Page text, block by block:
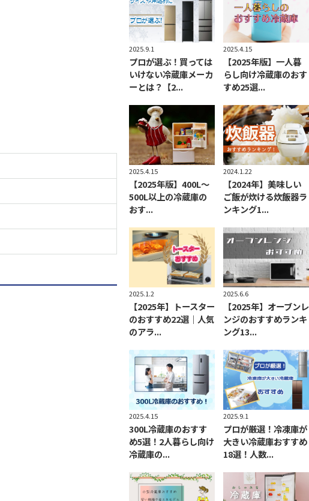
2025.9.1
プロが選ぶ！買っては
いけない冷蔵庫メーカ
ーとは？【2...
2025.4.15
【2025年版】一人暮
らし向け冷蔵庫のおす
すめ25選...
2025.4.15
【2025年版】400L～
500L以上の冷蔵庫の
おす...
2024.1.22
【2024年】美味しい
ご飯が炊ける炊飯器ラ
ンキング1...
2025.1.2
【2025年】トースター
のおすすめ22選｜人気
のアラ...
2025.6.6
【2025年】オーブンレ
ンジのおすすめランキ
ング13...
2025.4.15
300L冷蔵庫のおすす
め5選！2人暮らし向け
冷蔵庫の...
2025.9.1
プロが厳選！冷凍庫が
大きい冷蔵庫おすすめ
18選！人数...